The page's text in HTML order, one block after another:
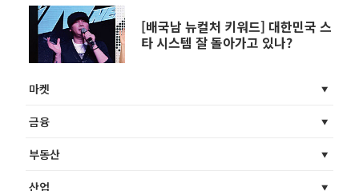
[배국남 뉴컬처 키워드] 대한민국 스
타 시스템 잘 돌아가고 있나?
마켓
금융
부동산
산업